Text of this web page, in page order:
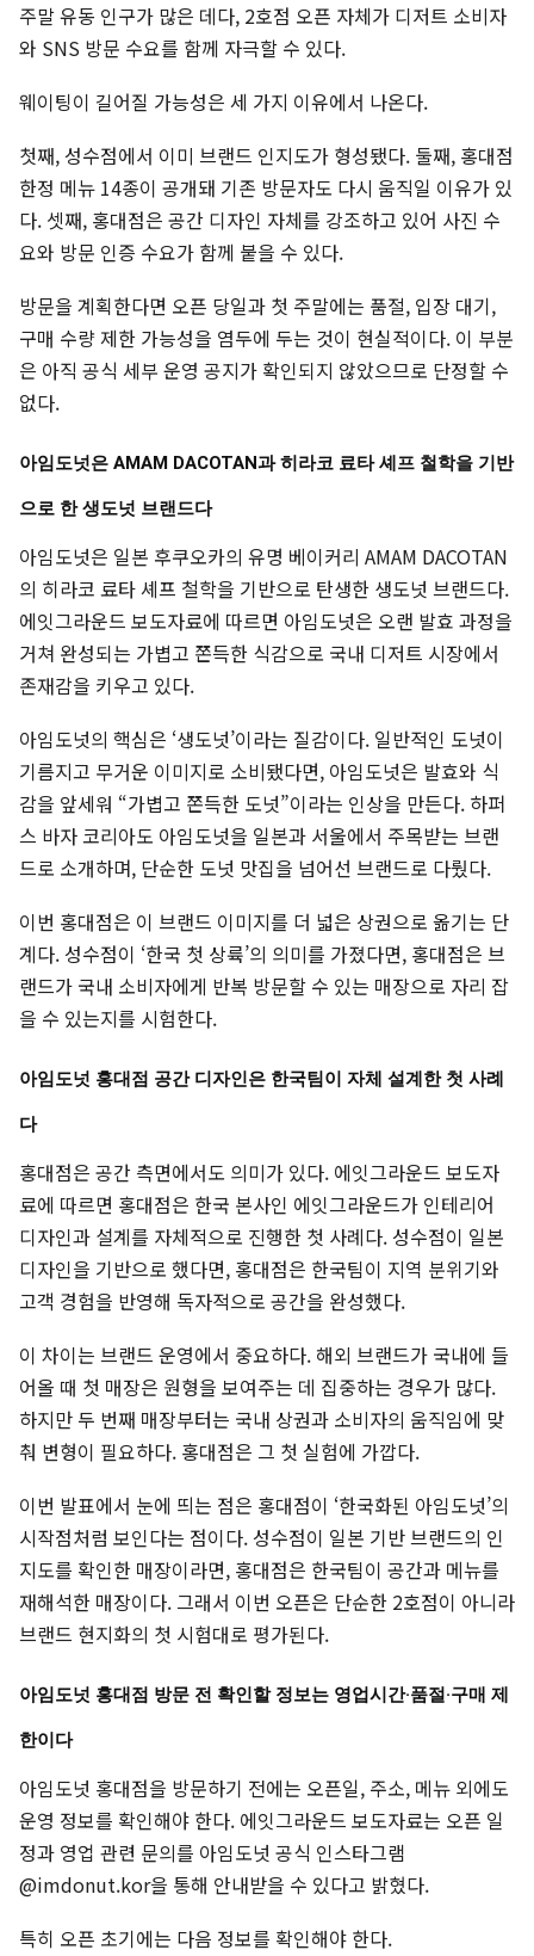
주말 유동 인구가 많은 데다, 2호점 오픈 자체가 디저트 소비자
와 SNS 방문 수요를 함께 자극할 수 있다.
웨이팅이 길어질 가능성은 세 가지 이유에서 나온다.
첫째, 성수점에서 이미 브랜드 인지도가 형성됐다. 둘째, 홍대점
한정 메뉴 14종이 공개돼 기존 방문자도 다시 움직일 이유가 있
다. 셋째, 홍대점은 공간 디자인 자체를 강조하고 있어 사진 수
요와 방문 인증 수요가 함께 붙을 수 있다.
방문을 계획한다면 오픈 당일과 첫 주말에는 품절, 입장 대기,
구매 수량 제한 가능성을 염두에 두는 것이 현실적이다. 이 부분
은 아직 공식 세부 운영 공지가 확인되지 않았으므로 단정할 수
없다.
아임도넛은 AMAM DACOTAN과 히라코 료타 셰프 철학을 기반
으로 한 생도넛 브랜드다
아임도넛은 일본 후쿠오카의 유명 베이커리 AMAM DACOTAN
의 히라코 료타 셰프 철학을 기반으로 탄생한 생도넛 브랜드다.
에잇그라운드 보도자료에 따르면 아임도넛은 오랜 발효 과정을
거쳐 완성되는 가볍고 쫀득한 식감으로 국내 디저트 시장에서
존재감을 키우고 있다.
아임도넛의 핵심은 ‘생도넛’이라는 질감이다. 일반적인 도넛이
기름지고 무거운 이미지로 소비됐다면, 아임도넛은 발효와 식
감을 앞세워 “가볍고 쫀득한 도넛”이라는 인상을 만든다. 하퍼
스 바자 코리아도 아임도넛을 일본과 서울에서 주목받는 브랜
드로 소개하며, 단순한 도넛 맛집을 넘어선 브랜드로 다뤘다.
이번 홍대점은 이 브랜드 이미지를 더 넓은 상권으로 옮기는 단
계다. 성수점이 ‘한국 첫 상륙’의 의미를 가졌다면, 홍대점은 브
랜드가 국내 소비자에게 반복 방문할 수 있는 매장으로 자리 잡
을 수 있는지를 시험한다.
아임도넛 홍대점 공간 디자인은 한국팀이 자체 설계한 첫 사례
다
홍대점은 공간 측면에서도 의미가 있다. 에잇그라운드 보도자
료에 따르면 홍대점은 한국 본사인 에잇그라운드가 인테리어
디자인과 설계를 자체적으로 진행한 첫 사례다. 성수점이 일본
디자인을 기반으로 했다면, 홍대점은 한국팀이 지역 분위기와
고객 경험을 반영해 독자적으로 공간을 완성했다.
이 차이는 브랜드 운영에서 중요하다. 해외 브랜드가 국내에 들
어올 때 첫 매장은 원형을 보여주는 데 집중하는 경우가 많다.
하지만 두 번째 매장부터는 국내 상권과 소비자의 움직임에 맞
춰 변형이 필요하다. 홍대점은 그 첫 실험에 가깝다.
이번 발표에서 눈에 띄는 점은 홍대점이 ‘한국화된 아임도넛’의
시작점처럼 보인다는 점이다. 성수점이 일본 기반 브랜드의 인
지도를 확인한 매장이라면, 홍대점은 한국팀이 공간과 메뉴를
재해석한 매장이다. 그래서 이번 오픈은 단순한 2호점이 아니라
브랜드 현지화의 첫 시험대로 평가된다.
아임도넛 홍대점 방문 전 확인할 정보는 영업시간·품절·구매 제
한이다
아임도넛 홍대점을 방문하기 전에는 오픈일, 주소, 메뉴 외에도
운영 정보를 확인해야 한다. 에잇그라운드 보도자료는 오픈 일
정과 영업 관련 문의를 아임도넛 공식 인스타그램
@imdonut.kor을 통해 안내받을 수 있다고 밝혔다.
특히 오픈 초기에는 다음 정보를 확인해야 한다.